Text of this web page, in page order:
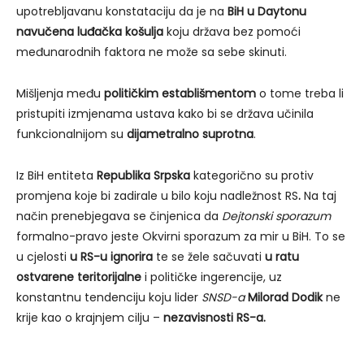
upotrebljavanu konstataciju da je na BiH u Daytonu
navučena luđačka košulja koju država bez pomoći
međunarodnih faktora ne može sa sebe skinuti.
Mišljenja među političkim establišmentom o tome treba li
pristupiti izmjenama ustava kako bi se država učinila
funkcionalnijom su dijametralno suprotna.
Iz BiH entiteta Republika Srpska kategorično su protiv
promjena koje bi zadirale u bilo koju nadležnost RS. Na taj
način prenebjegava se činjenica da Dejtonski sporazum
formalno-pravo jeste Okvirni sporazum za mir u BiH. To se
u cjelosti u RS-u ignorira te se žele sačuvati u ratu
ostvarene teritorijalne i političke ingerencije, uz
konstantnu tendenciju koju lider SNSD-a Milorad Dodikne
krije kao o krajnjem cilju – nezavisnosti RS-a.